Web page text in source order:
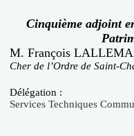
Cinquième adjoint
M. François
Cher de l’Ordre de Saint-
Délégation :
Services Techniques